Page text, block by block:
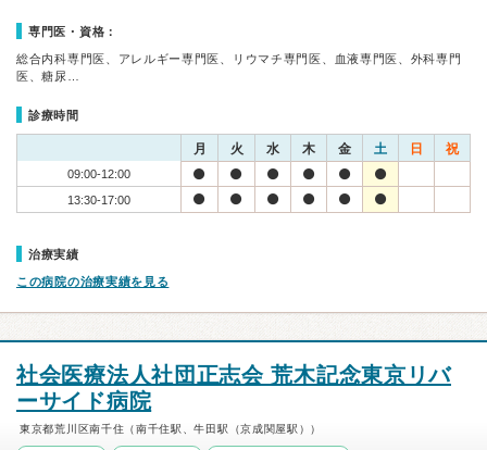
専門医・資格：
総合内科専門医、アレルギー専門医、リウマチ専門医、血液専門医、外科専門
医、糖尿…
診療時間
月 火 水 木 金 土 日 祝
09:00-12:00
13:30-17:00
治療実績
この病院の治療実績を見る
社会医療法人社団正志会 荒木記念東京リバ
ーサイド病院
東京都荒川区南千住（南千住駅、牛田駅（京成関屋駅））